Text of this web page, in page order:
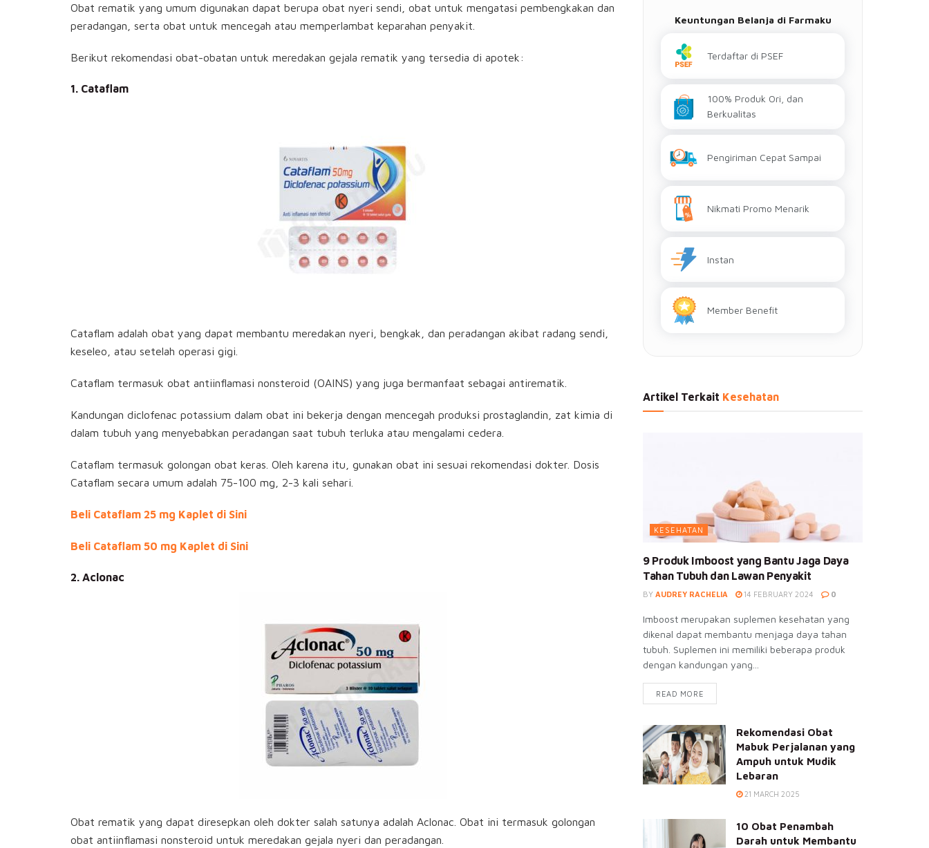
Obat rematik yang umum digunakan dapat berupa obat nyeri sendi, obat untuk mengatasi pembengkakan dan
peradangan, serta obat untuk mencegah atau memperlambat keparahan penyakit.
Berikut rekomendasi obat-obatan untuk meredakan gejala rematik yang tersedia di apotek:
1. Cataflam
Cataflam adalah obat yang dapat membantu meredakan nyeri, bengkak, dan peradangan akibat radang sendi,
keseleo, atau setelah operasi gigi.
Cataflam termasuk obat antiinflamasi nonsteroid (OAINS) yang juga bermanfaat sebagai antirematik.
Kandungan diclofenac potassium dalam obat ini bekerja dengan mencegah produksi prostaglandin, zat kimia di
dalam tubuh yang menyebabkan peradangan saat tubuh terluka atau mengalami cedera.
Cataflam termasuk golongan obat keras. Oleh karena itu, gunakan obat ini sesuai rekomendasi dokter. Dosis
Cataflam secara umum adalah 75-100 mg, 2-3 kali sehari.
Beli Cataflam 25 mg Kaplet di Sini
Beli Cataflam 50 mg Kaplet di Sini
2. Aclonac
Obat rematik yang dapat diresepkan oleh dokter salah satunya adalah Aclonac. Obat ini termasuk golongan
obat antiinflamasi nonsteroid untuk meredakan gejala nyeri dan peradangan.
Keuntungan Belanja di Farmaku
Terdaftar di PSEF
100% Produk Ori, dan
Berkualitas
Pengiriman Cepat Sampai
Nikmati Promo Menarik
Instan
Member Benefit
Artikel Terkait Kesehatan
KESEHATAN
9 Produk Imboost yang Bantu Jaga Daya
Tahan Tubuh dan Lawan Penyakit
BY AUDREY RACHELIA 14 FEBRUARY 2024 0
Imboost merupakan suplemen kesehatan yang
dikenal dapat membantu menjaga daya tahan
tubuh. Suplemen ini memiliki beberapa produk
dengan kandungan yang...
READ MORE
Rekomendasi Obat
Mabuk Perjalanan yang
Ampuh untuk Mudik
Lebaran
21 MARCH 2025
10 Obat Penambah
Darah untuk Membantu